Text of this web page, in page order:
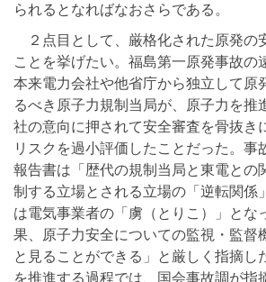
られるとなればなおさらである。
２点目として、厳格化された原発の
ことを挙げたい。福島第一原発事故の
本来電力会社や他省庁から独立して原
るべき原子力規制当局が、原子力を推
社の意向に押されて安全審査を骨抜き
リスクを過小評価したことだった。事
報告書は「歴代の規制当局と東電との
制する立場とされる立場の「逆転関係
は電気事業者の「虜（とりこ）」とな
果、原子力安全についての監視・監督
と見ることができる」と厳しく指摘し
を推進する過程では、国会事故調が指